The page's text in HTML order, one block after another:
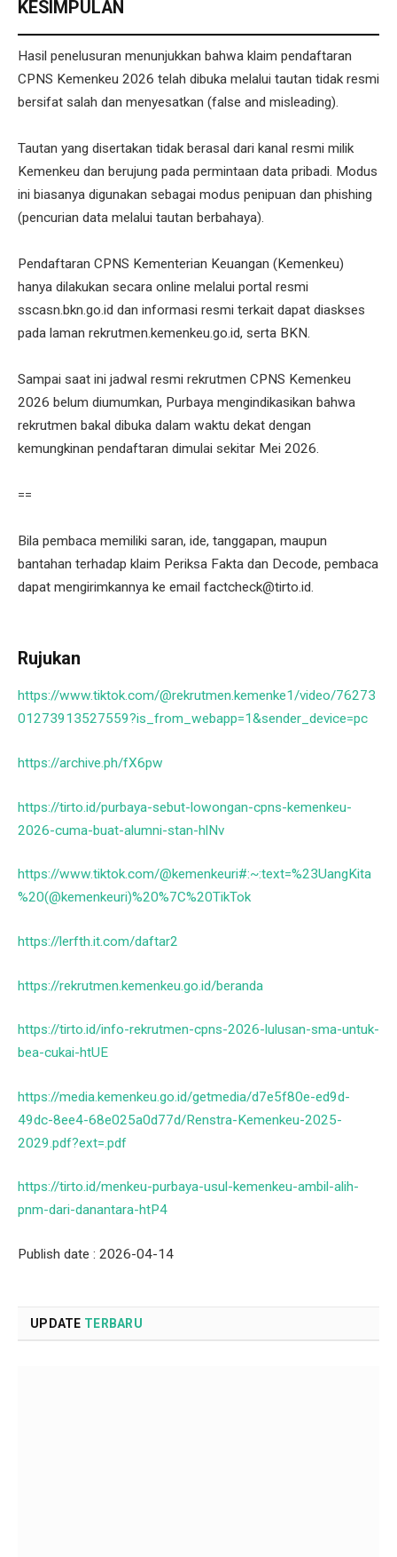
KESIMPULAN
Hasil penelusuran menunjukkan bahwa klaim pendaftaran
CPNS Kemenkeu 2026 telah dibuka melalui tautan tidak resmi
bersifat salah dan menyesatkan (false and misleading).
Tautan yang disertakan tidak berasal dari kanal resmi milik
Kemenkeu dan berujung pada permintaan data pribadi. Modus
ini biasanya digunakan sebagai modus penipuan dan phishing
(pencurian data melalui tautan berbahaya).
Pendaftaran CPNS Kementerian Keuangan (Kemenkeu)
hanya dilakukan secara online melalui portal resmi
sscasn.bkn.go.id dan informasi resmi terkait dapat diaskses
pada laman rekrutmen.kemenkeu.go.id, serta BKN.
Sampai saat ini jadwal resmi rekrutmen CPNS Kemenkeu
2026 belum diumumkan, Purbaya mengindikasikan bahwa
rekrutmen bakal dibuka dalam waktu dekat dengan
kemungkinan pendaftaran dimulai sekitar Mei 2026.
==
Bila pembaca memiliki saran, ide, tanggapan, maupun
bantahan terhadap klaim Periksa Fakta dan Decode, pembaca
dapat mengirimkannya ke email factcheck@tirto.id.
Rujukan
https://www.tiktok.com/@rekrutmen.kemenke1/video/76273
01273913527559?is_from_webapp=1&sender_device=pc
https://archive.ph/fX6pw
https://tirto.id/purbaya-sebut-lowongan-cpns-kemenkeu-
2026-cuma-buat-alumni-stan-hlNv
https://www.tiktok.com/@kemenkeuri#:~:text=%23UangKita
%20(@kemenkeuri)%20%7C%20TikTok
https://lerfth.it.com/daftar2
https://rekrutmen.kemenkeu.go.id/beranda
https://tirto.id/info-rekrutmen-cpns-2026-lulusan-sma-untuk-
bea-cukai-htUE
https://media.kemenkeu.go.id/getmedia/d7e5f80e-ed9d-
49dc-8ee4-68e025a0d77d/Renstra-Kemenkeu-2025-
2029.pdf?ext=.pdf
https://tirto.id/menkeu-purbaya-usul-kemenkeu-ambil-alih-
pnm-dari-danantara-htP4
Publish date : 2026-04-14
UPDATE TERBARU